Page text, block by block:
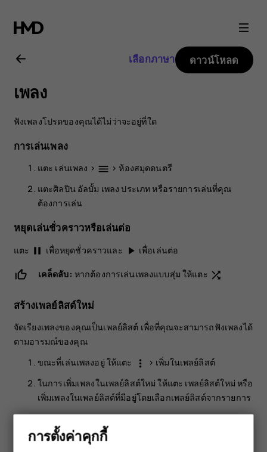
คู่มือ
ผู้
ใช้
Nokia
2.1
เลือกภาษา ดาวน์โหลด
เพลง
ฟังเพลงโปรดของคุณได้ไม่ว่าจะอยู่ที่ใด
การเล่นเพลง
แตะ เล่นเพลง > menu > ห้องสมุดดนตรี
แตะศิลปิน อัลบั้ม เพลง ประเภท หรือรายการเล่นที่คุณ
ต้องการเล่น
หยุดเล่นชั่วคราวหรือเล่นต่อ
แตะ pause เพื่อหยุดชั่วคราวและ play_arrow เพื่อเล่นต่อ
เคล็ดลับ: หากต้องการเล่นเพลงแบบสุ่ม ให้แตะ shuffle
สร้างเพลย์ลิสต์ใหม่
จัดเรียงเพลงของคุณเป็นเพลย์ลิสต์ เพื่อที่คุณจะสามารถฟังเพลงได้
ตามอารมณ์ของคุณ
ขณะที่เล่นเพลงอยู่ ให้แตะ
more_vert > เพิ่มในเพลย์ลิสต์
ในการเพิ่มเพลงในเพลย์ลิสต์ใหม่ ให้แตะ เพลย์ลิสต์ใหม่ หรือ
เพิ่มเพลงในเพลย์ลิสต์ที่มีอยู่โดยเลือกเพลย์ลิสต์จากรายการ
เพิ่มเพลงในโทรศัพท์
หากคุณมีเพลงหรือวิดีโอที่จัดเก็บอยู่ในคอมพิวเตอร์ของคุณ แต่
การตั้งค่าคุกกี้